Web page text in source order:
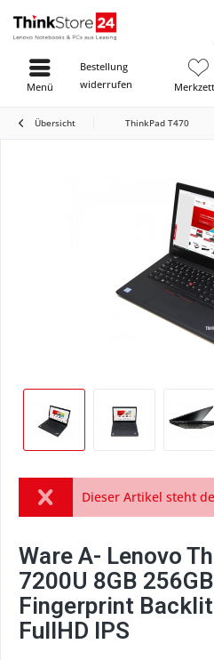
Bestellung
widerrufen
Menü
Übersicht ThinkPad T470
Dieser Artikel steht
Ware A- Lenovo
7200U 8GB
Fingerprint
FullHD IPS